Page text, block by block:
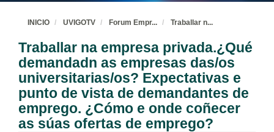
INICIO UVIGOTV Forum Empr... Traballar n...
Traballar na empresa privada.¿Qué
demandadn as empresas das/os
universitarias/os? Expectativas e
punto de vista de demandantes de
emprego. ¿Cómo e onde coñecer
as súas ofertas de emprego?